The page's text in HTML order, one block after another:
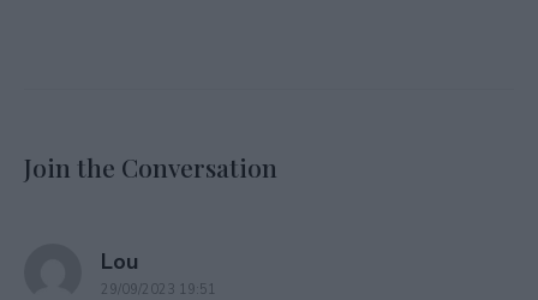
Join the Conversation
Lou
29/09/2023 19:51